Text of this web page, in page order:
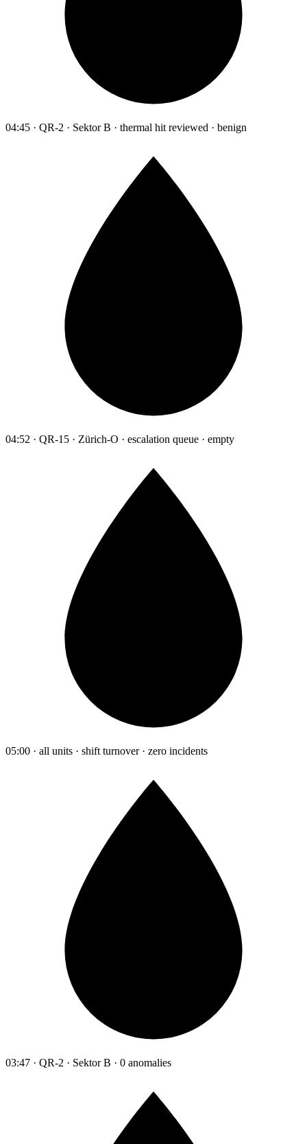
04:45 · QR-2 · Sektor B · thermal hit reviewed · benign
04:52 · QR-15 · Zürich-O · escalation queue · empty
05:00 · all units · shift turnover · zero incidents
03:47 · QR-2 · Sektor B · 0 anomalies